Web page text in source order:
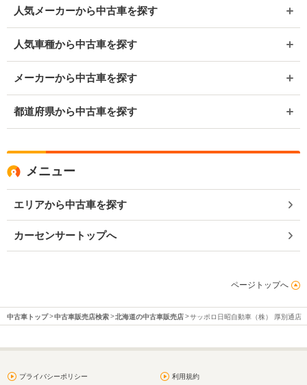
人気メーカーから中古車を探す
人気車種から中古車を探す
メーカーから中古車を探す
都道府県から中古車を探す
メニュー
エリアから中古車を探す
カーセンサートップへ
ページトップへ
中古車トップ 中古車販売店検索 北海道の中古車販売店 サッポロ日昭自動車（株） 厚別通店
プライバシーポリシー 利用規約